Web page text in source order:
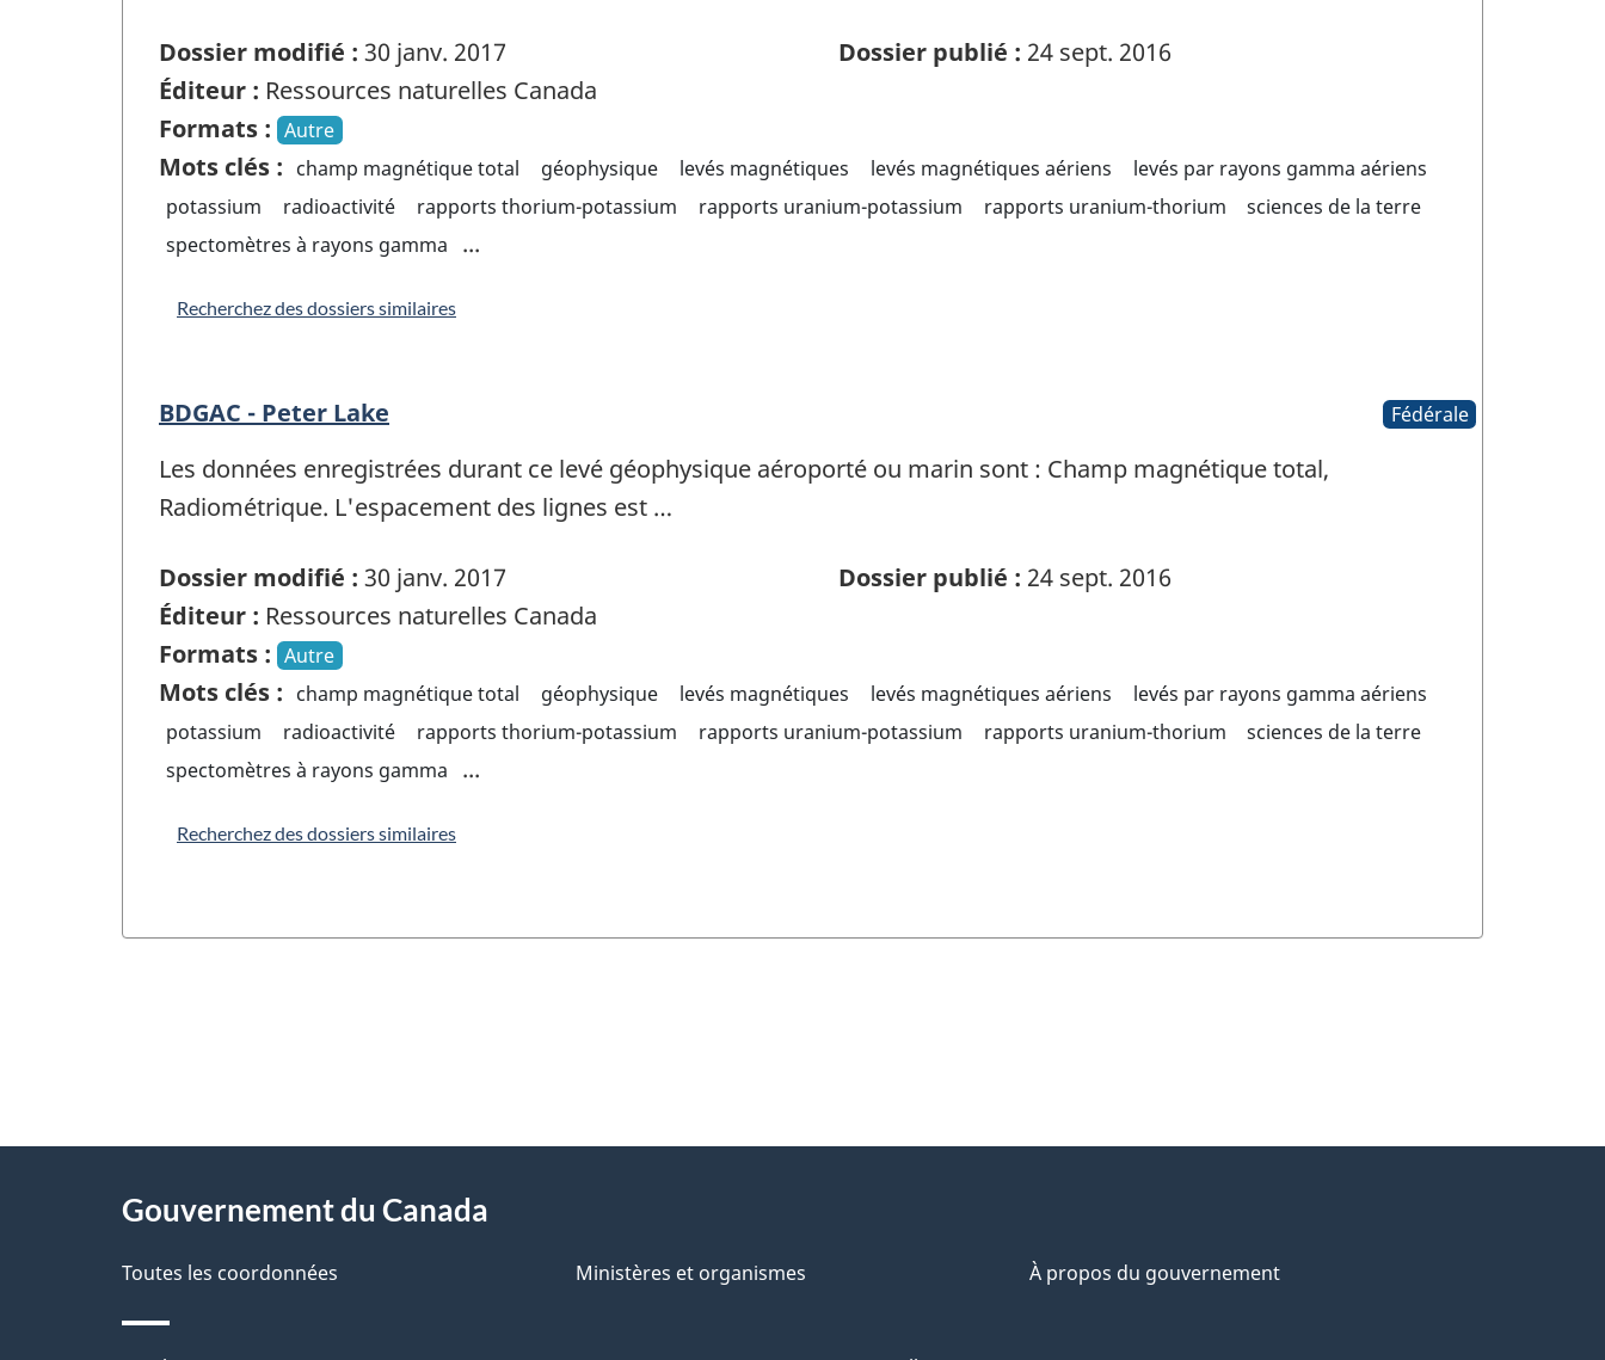
Dossier modifié : 30 janv. 2017 Dossier publié : 24 sept. 2016
Éditeur : Ressources naturelles Canada
Formats : Autre
Mots clés : champ magnétique total géophysique levés magnétiques levés magnétiques aériens
levés par rayons gamma aériens
potassium
radioactivité rapports thorium-potassium rapports uranium-potassium rapports uranium-thorium
sciences de la terre
spectomètres à rayons gamma
...
Recherchez des dossiers similaires
BDGAC - Peter Lake Fédérale
Les données enregistrées durant ce levé géophysique aéroporté ou marin sont : Champ magnétique total,
Radiométrique. L'espacement des lignes est …
Dossier modifié : 30 janv. 2017 Dossier publié : 24 sept. 2016
Éditeur : Ressources naturelles Canada
Formats : Autre
Mots clés : champ magnétique total géophysique levés magnétiques levés magnétiques aériens
levés par rayons gamma aériens
potassium
radioactivité rapports thorium-potassium rapports uranium-potassium rapports uranium-thorium
sciences de la terre
spectomètres à rayons gamma
...
Recherchez des dossiers similaires
D
é
t
a
i
Gouvernement du Canada
Toutes les coordonnées Ministères et organismes À propos du gouvernement